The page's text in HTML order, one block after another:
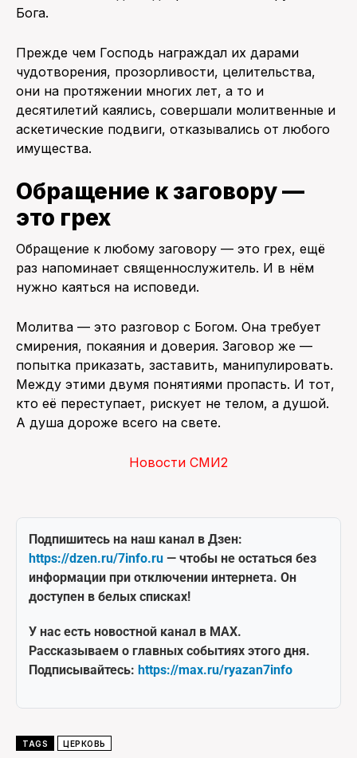
Бога.
Прежде чем Господь награждал их дарами
чудотворения, прозорливости, целительства,
они на протяжении многих лет, а то и
десятилетий каялись, совершали молитвенные и
аскетические подвиги, отказывались от любого
имущества.
Обращение к заговору —
это грех
Обращение к любому заговору — это грех, ещё
раз напоминает священнослужитель. И в нём
нужно каяться на исповеди.
Молитва — это разговор с Богом. Она требует
смирения, покаяния и доверия. Заговор же —
попытка приказать, заставить, манипулировать.
Между этими двумя понятиями пропасть. И тот,
кто её переступает, рискует не телом, а душой.
А душа дороже всего на свете.
Новости СМИ2
Подпишитесь на наш канал в Дзен:
https://dzen.ru/7info.ru — чтобы не остаться без
информации при отключении интернета. Он
доступен в белых списках!
У нас есть новостной канал в MAX.
Рассказываем о главных событиях этого дня.
Подписывайтесь: https://max.ru/ryazan7info
TAGS ЦЕРКОВЬ